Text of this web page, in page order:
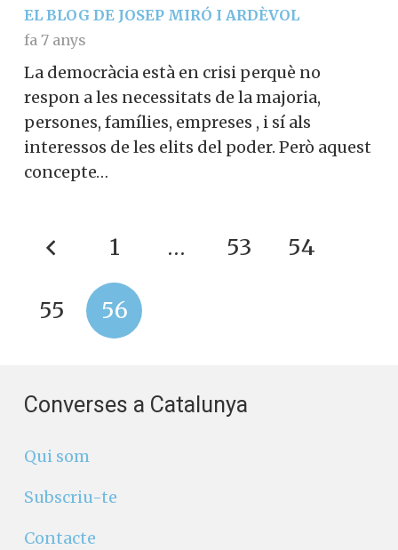
EL BLOG DE JOSEP MIRÓ I ARDÈVOL
fa 7 anys
La democràcia està en crisi perquè no
respon a les necessitats de la majoria,
persones, famílies, empreses , i sí als
interessos de les elits del poder. Però aquest
concepte…
1 … 53 54
55 56
Converses a Catalunya
Qui som
Subscriu-te
Contacte